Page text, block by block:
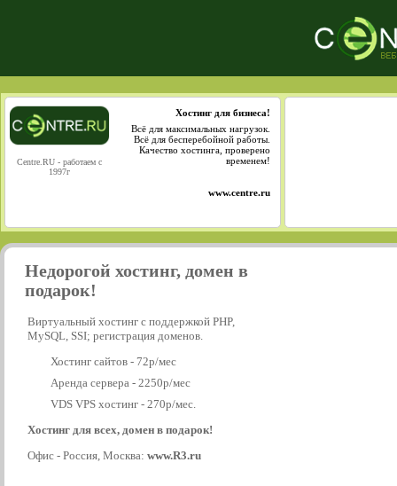
Centre.RU - работаем с
1997г
Хостинг для бизнеса!
Всё для максимальных нагрузок.
Всё для бесперебойной работы.
Качество хостинга, проверено
временем!
www.centre.ru
Недорогой хостинг, домен в
подарок!
Виртуальный хостинг с поддержкой PHP,
MySQL, SSI; регистрация доменов.
Хостинг сайтов - 72р/мес
Аренда сервера - 2250р/мес
VDS VPS хостинг - 270р/мес.
Хостинг для всех, домен в подарок!
Офис - Россия, Москва: www.R3.ru